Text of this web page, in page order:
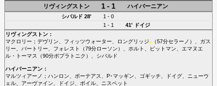
リヴィングストン
1 - 1 ハイバーニアン
シバルド 28'
1 - 0
1 - 1
41'
ドイジ
リヴィングストン：
マクロリー ； デヴリン フィッツウォーター ロングリッジ■（57分セラーノ ）、 ガス
リー
バートリー フォレスト （79分ローソン ）、 ホルト ピットマン
エマヌエ
ル・トーマス
（90分ポプラトニク ）、 シバルド
ハイバーニアン：
マルツィアーノ ； ハンロン ポーテアス P･マッギン ゴギッチ ドイグ、
ニューウ
ェル、 アーヴァイン ドイジ ボイル、 ニスベット